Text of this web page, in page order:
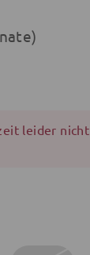
leider nicht